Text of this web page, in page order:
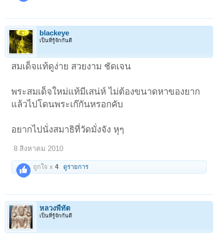
blackeye
เป็นที่รู้จักกันดี
สมเด็จแท้ดูง่าย สวยงาม ชัดเจน
พระสมเด็จใหม่แท้มีเสน่ห์ ไม่ต้องขนาดหาของยาก
แล้วไปโดนพระเก๊กันหรอกคับ
อยากไปนั่งสมาธิที่วัดมั่งจัง หุๆ
8 สิงหาคม 2010
ถูกใจ x4 ดูรายการ
หลวงพี่ทัต
เป็นที่รู้จักกันดี